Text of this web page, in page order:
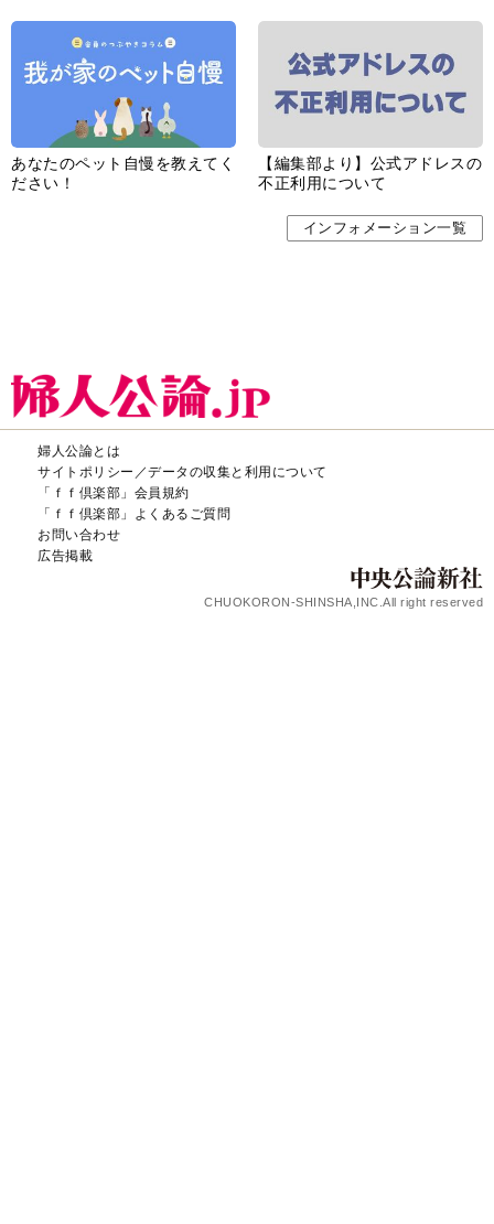
あなたのペット自慢を教えてく
ださい！
【編集部より】公式アドレスの
不正利用について
インフォメーション一覧
婦人公論とは
サイトポリシー／データの収集と利用について
「ｆｆ倶楽部」会員規約
「ｆｆ倶楽部」よくあるご質問
お問い合わせ
広告掲載
CHUOKORON-SHINSHA,INC.All right reserved